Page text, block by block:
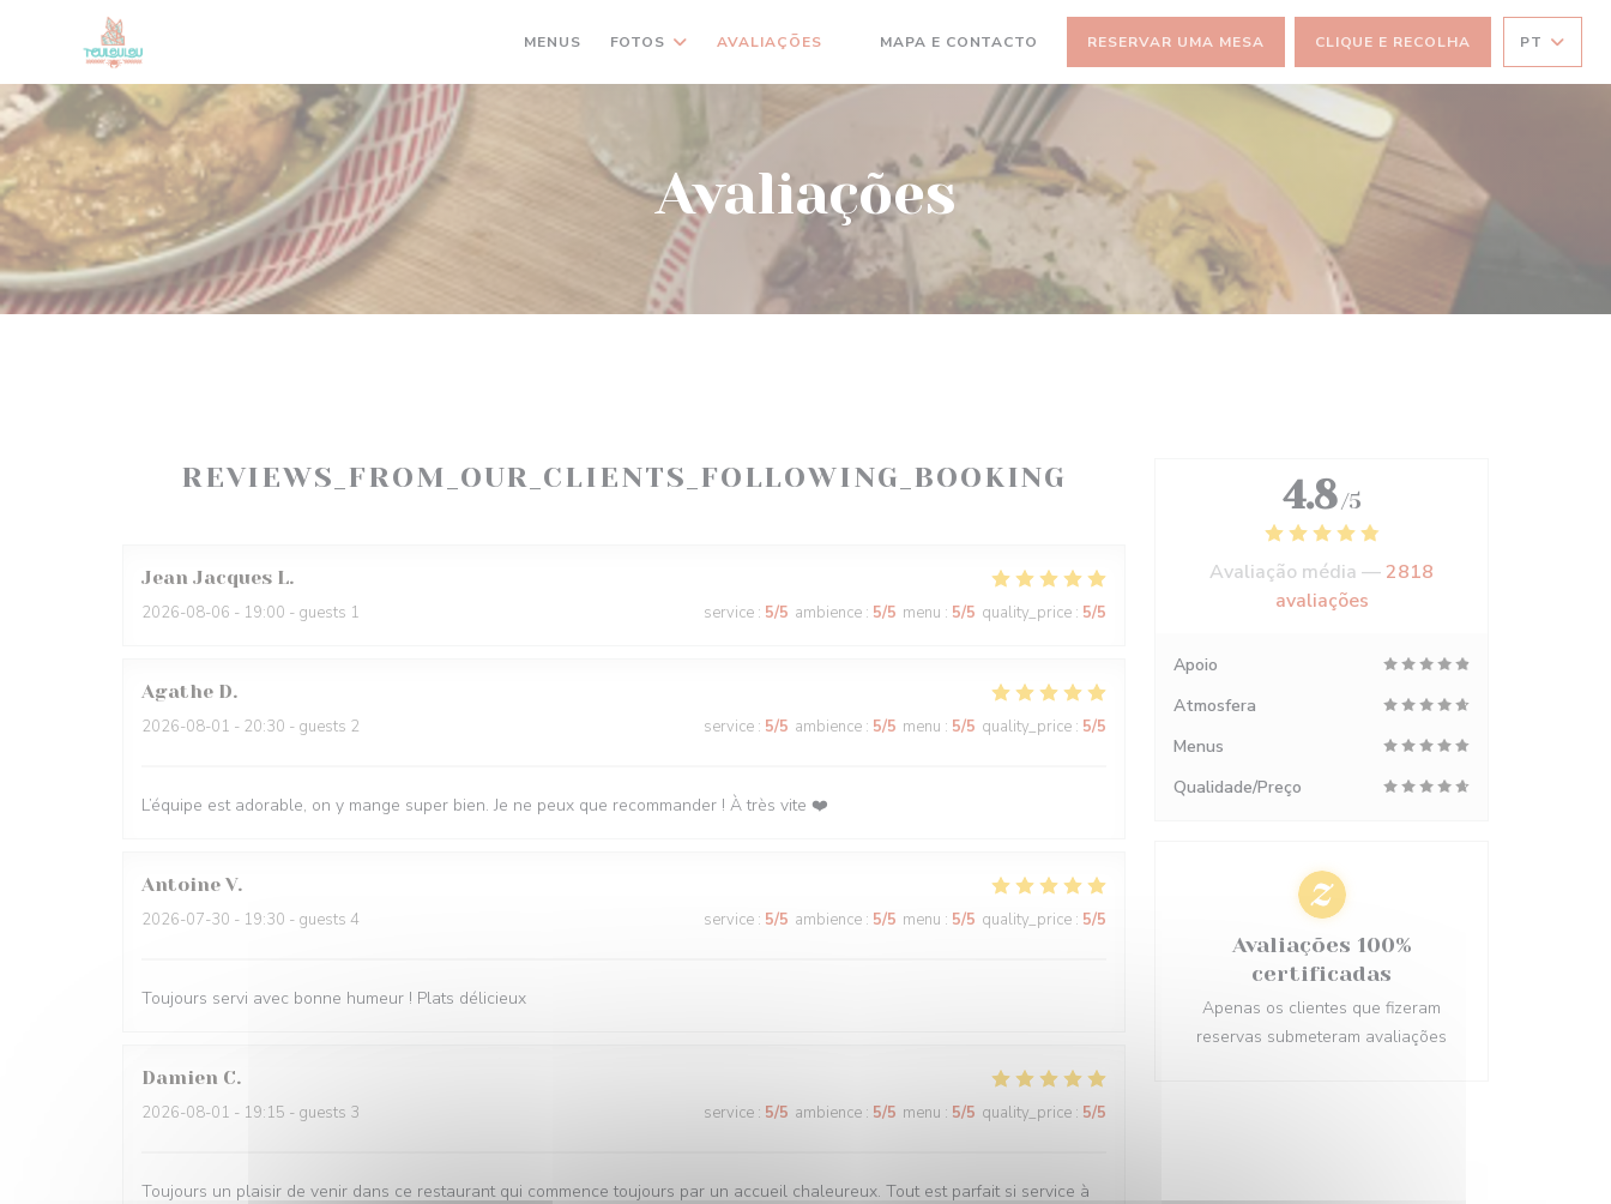
Painel de Gerenciamento de Cookies
MENUS FOTOS AVALIAÇÕES MAPA E CONTACTO RESERVAR UMA MESA CLIQUE E RECOLHA PT
Avaliações
REVIEWS_FROM_OUR_CLIENTS_FOLLOWING_BOOKING
Jean Jacques L
2026-08-06 - 19:00 - guests 1 service : 5/5 ambience : 5/5 menu : 5/5 quality_price : 5/5
Agathe D
2026-08-01 - 20:30 - guests 2 service : 5/5 ambience : 5/5 menu : 5/5 quality_price : 5/5
L’équipe est adorable, on y mange super bien. Je ne peux que recommander ! À très vite ❤️
Antoine V
2026-07-30 - 19:30 - guests 4 service : 5/5 ambience : 5/5 menu : 5/5 quality_price : 5/5
Toujours servi avec bonne humeur ! Plats délicieux
Damien C
2026-08-01 - 19:15 - guests 3 service : 5/5 ambience : 5/5 menu : 5/5 quality_price : 5/5
Toujours un plaisir de venir dans ce restaurant qui commence toujours par un accueil chaleureux. Tout est parfait si service à
4.8 /5
Avaliação média —2818
avaliações
Apoio
Atmosfera
Menus
Qualidade/Preço
Avaliações 100%
certificadas
Apenas os clientes que fizeram
reservas submeteram avaliações